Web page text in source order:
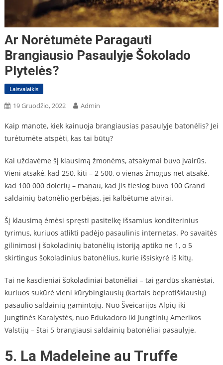
Ar Norėtumėte Paragauti
Brangiausio Pasaulyje Šokolado
Plytelės?
Laisvalaikis
19 Gruodžio, 2022 Admin
Kaip manote, kiek kainuoja brangiausias pasaulyje batonėlis? Jei
turėtumėte atspėti, kas tai būtų?
Kai uždavėme šį klausimą žmonėms, atsakymai buvo įvairūs.
Vieni atsakė, kad 250, kiti – 2 500, o vienas žmogus net atsakė,
kad 100 000 dolerių – manau, kad jis tiesiog buvo 100 Grand
saldainių batonėlio gerbėjas, jei kalbėtume atvirai.
Šį klausimą ėmėsi spręsti pasitelkę išsamius konditerinius
tyrimus, kuriuos atlikti padėjo pasaulinis internetas. Po savaitės
gilinimosi į šokoladinių batonėlių istoriją aptiko ne 1, o 5
skirtingus šokoladinius batonėlius, kurie išsiskyrė iš kitų.
Tai ne kasdieniai šokoladiniai batonėliai – tai gardūs skanėstai,
kuriuos sukūrė vieni kūrybingiausių (kartais beprotiškiausių)
pasaulio saldainių gamintojų. Nuo Šveicarijos Alpių iki
Jungtinės Karalystės, nuo Edukadoro iki Jungtinių Amerikos
Valstijų – štai 5 brangiausi saldainių batonėliai pasaulyje.
5. La Madeleine au Truffe